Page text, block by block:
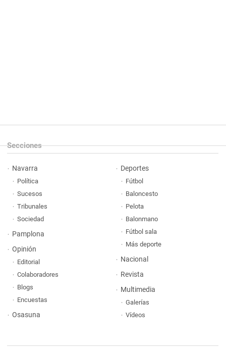
Secciones
Navarra
Política
Sucesos
Tribunales
Sociedad
Pamplona
Opinión
Editorial
Colaboradores
Blogs
Encuestas
Osasuna
Deportes
Fútbol
Baloncesto
Pelota
Balonmano
Fútbol sala
Más deporte
Nacional
Revista
Multimedia
Galerías
Vídeos